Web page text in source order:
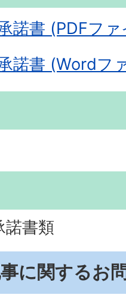
諾書 (PDFフ
諾書 (Wordフ
諾書類
に関するお